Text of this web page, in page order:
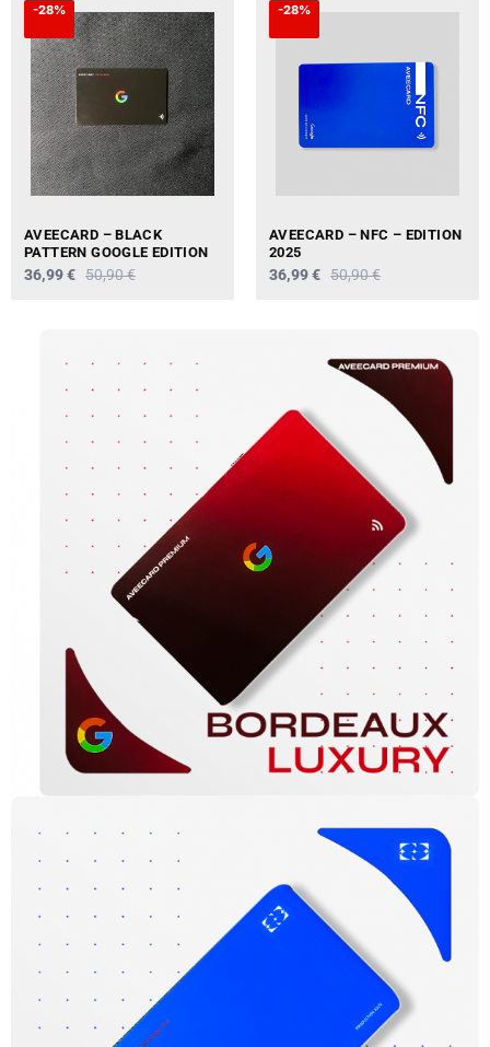
-28%
AVEECARD – BLACK
PATTERN GOOGLE EDITION
36,99 € 50,90 €
-28%
AVEECARD – NFC – EDITION
2025
36,99 € 50,90 €